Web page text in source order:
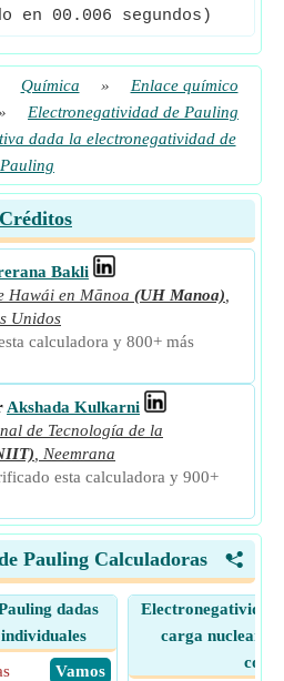
en 00.006 segundos)
Química »
Enlace químico
Electronegatividad de Pauling
dada la electronegatividad de
Pauling
Créditos
Bakli
Hawái en Mānoa (UH Manoa)
Unidos
calculadora y 800+ más
Akshada Kulkarni
de Tecnología de la
Neemrana
esta calculadora y 900+
<
Pauling Calculadoras
dadas
​ Vamos
Electronegatividad
carga nuclear